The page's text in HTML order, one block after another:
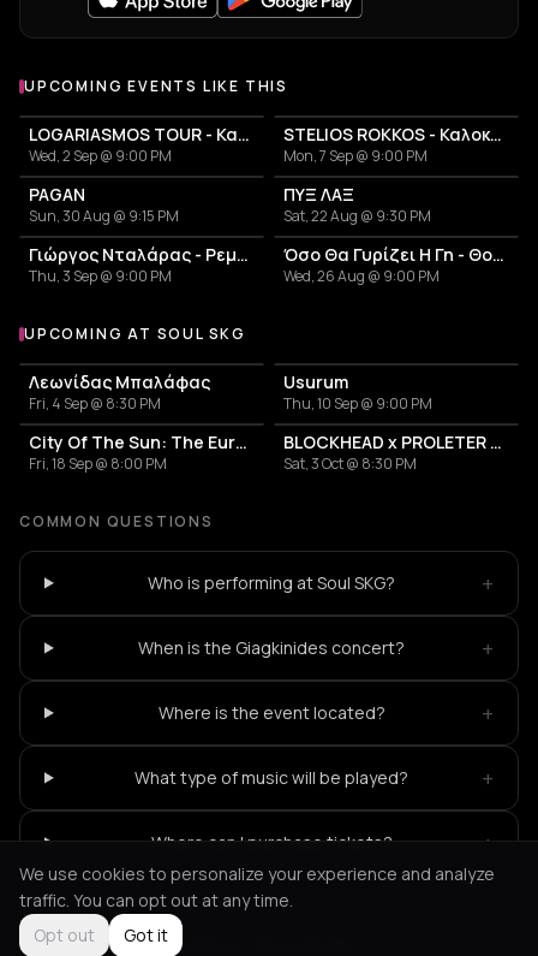
UPCOMING EVENTS LIKE THIS
LOGARIASMOS TOUR - Κατερίνα Λιόλιου
Wed, 2 Sep @ 9:00 PM
STELIOS ROKKOS - Καλοκαίρι 2026
Mon, 7 Sep @ 9:00 PM
PAGAN
Sun, 30 Aug @ 9:15 PM
ΠΥΞ ΛΑΞ
Sat, 22 Aug @ 9:30 PM
Γιώργος Νταλάρας - Ρεμπέτικο
Thu, 3 Sep @ 9:00 PM
Όσο Θα Γυρίζει Η Γη - Θοδωρής Φέρρης Summer Tour 2026
Wed, 26 Aug @ 9:00 PM
More events at Soul SKG
UPCOMING AT SOUL SKG
Λεωνίδας Μπαλάφας
Fri, 4 Sep @ 8:30 PM
Usurum
Thu, 10 Sep @ 9:00 PM
City Of The Sun: The European Return Tour 2026
Fri, 18 Sep @ 8:00 PM
BLOCKHEAD x PROLETER x ARMS & SLEEPERS
Sat, 3 Oct @ 8:30 PM
COMMON QUESTIONS
Who is performing at Soul SKG? +
When is the Giagkinides concert? +
Where is the event located? +
What type of music will be played? +
Where can I purchase tickets? +
Not feeling it? All events in Thessaloniki
We use cookies to personalize your experience and analyze
traffic. You can opt out at any time.
Opt out
Got it